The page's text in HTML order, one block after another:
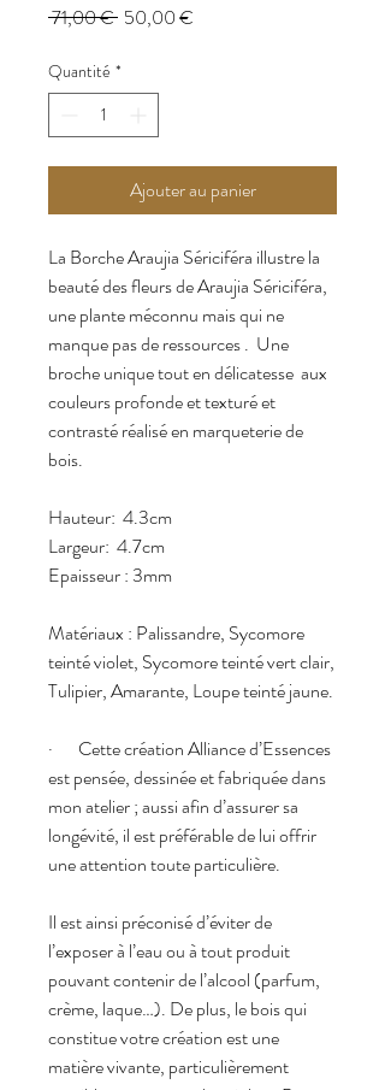
71,00 € Prix
50,00 €
Quantité *
Ajouter au panier
La Borche Araujia Sériciféra illustre la
beauté des fleurs de Araujia Sériciféra,
une plante méconnu mais qui ne
manque pas de ressources . Une
broche unique tout en délicatesse aux
couleurs profonde et texturé et
contrasté réalisé en marqueterie de
bois.
Hauteur: 4.3cm
Largeur: 4.7cm
Epaisseur : 3mm
Matériaux : Palissandre, Sycomore
teinté violet, Sycomore teinté vert clair,
Tulipier, Amarante, Loupe teinté jaune.
· Cette création Alliance d’Essences
est pensée, dessinée et fabriquée dans
mon atelier ; aussi afin d’assurer sa
longévité, il est préférable de lui offrir
une attention toute particulière.
Il est ainsi préconisé d’éviter de
l’exposer à l’eau ou à tout produit
pouvant contenir de l’alcool (parfum,
crème, laque…). De plus, le bois qui
constitue votre création est une
matière vivante, particulièrement